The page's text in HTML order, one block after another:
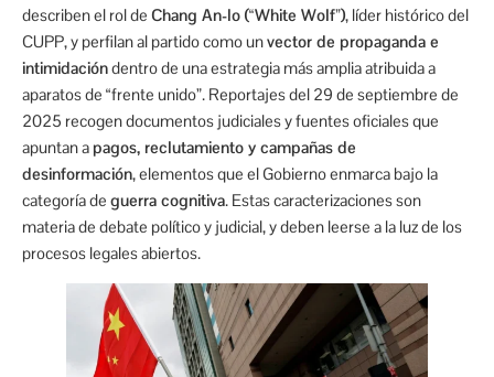
describen el rol de Chang An-lo (“White Wolf”), líder histórico del
CUPP, y perfilan al partido como unvector de propaganda e
intimidacióndentro de una estrategia más amplia atribuida a
aparatos de “frente unido”. Reportajes del 29 de septiembre de
2025 recogen documentos judiciales y fuentes oficiales que
apuntan a pagos, reclutamiento y campañas de
desinformación, elementos que el Gobierno enmarca bajo la
categoría de guerra cognitiva. Estas caracterizaciones son
materia de debate político y judicial, y deben leerse a la luz de los
procesos legales abiertos.